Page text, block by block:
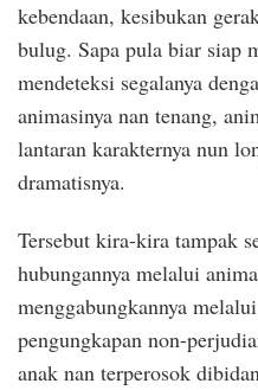
kebendaan, kesibukan
bulug. Sapa pula biar siap
mendeteksi segalanya
animasinya nan tenang,
lantaran karakternya nun
dramatisnya.
Tersebut kira-kira tampak
hubungannya melalui
menggabungkannya
pengungkapan non-
anak nan terperosok